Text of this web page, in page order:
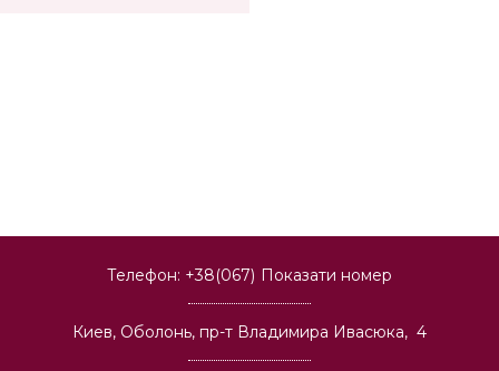
Телефон: +38(067) Показати номер
Киев, Оболонь, пр-т Владимира Ивасюка, 4